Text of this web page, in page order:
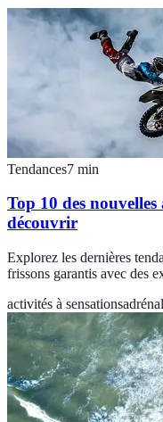
Tendances7 min
Top 10 des
découvrir
Explorez les dernières
frissons garantis avec des
activités à sensations